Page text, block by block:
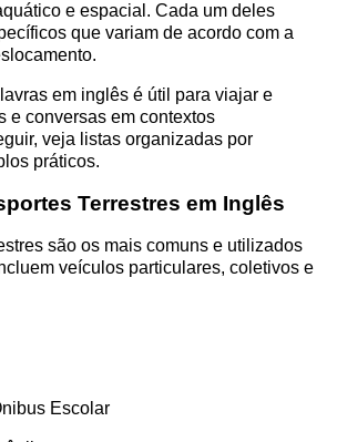
e espacial. Cada um deles
que variam de acordo com a
em inglês é útil para viajar e
e conversas em contextos
veja listas organizadas por
práticos.
Terrestres em Inglês
são os mais comuns e utilizados
veículos particulares, coletivos e
Escolar